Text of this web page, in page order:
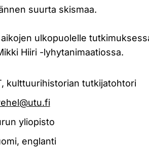
suurta skismaa.
ulkopuolelle
Hiiri -lyhytanimaatiossa.
kulttuurihistorian tutkijatohtori
yliopisto
englanti